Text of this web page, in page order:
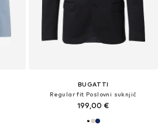
BUGATTI
Regular fit Poslovni suknjič
199,00 €